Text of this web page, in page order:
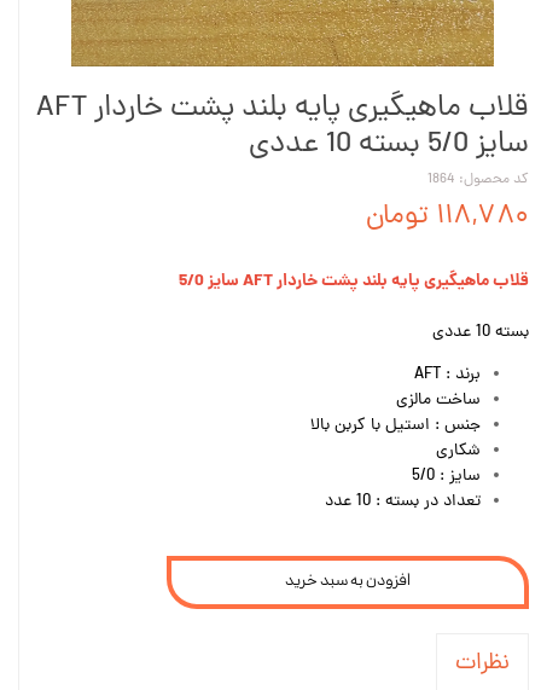
قلاب ماهیگیری پایه بلند پشت خاردار AFT
سایز 5/0 بسته 10 عددی
کد محصول: 1864
۱۱۸,۷۸۰ تومان
قلاب ماهیگیری پایه بلند پشت خاردار AFT سایز 5/0
بسته 10 عددی
برند : AFT
ساخت مالزی
جنس : استیل با کربن بالا
شکاری
سایز : 5/0
تعداد در بسته : 10 عدد
افزودن به سبد خرید
نظرات